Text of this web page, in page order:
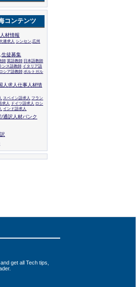
コンテンツ
材情報
連求人 シンセン,広州
生徒募集
師 英語教師 日本語教師
ンス語教師 イタリア語
ロシア語教師 ポルトガル
人求人仕事人材情
スペイン語求人 フラン
求人 ドイツ語求人 ロシ
インド語求人
通訳人材バンク
and get all Tech tips,